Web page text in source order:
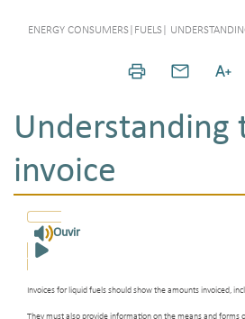
ENERGY CONSUMERS FUELS
Understanding
invoice
Ouvir
Invoices for liquid fuels should show the amounts invoiced,
They must also provide information on the means and forms